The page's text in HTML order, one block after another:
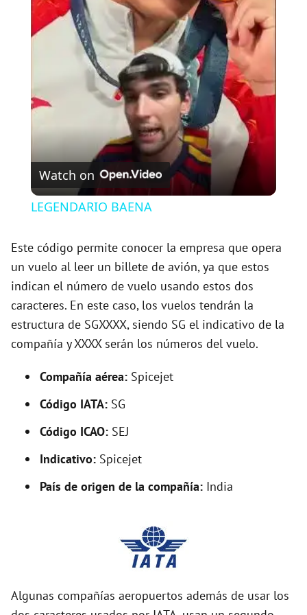
l
a
y
V
d
e
o
Watch on
LEGENDARIO BAENA
Este código permite conocer la empresa que opera
un vuelo al leer un billete de avión, ya que estos
indican el número de vuelo usando estos dos
caracteres. En este caso, los vuelos tendrán la
estructura de SGXXXX, siendo SG el indicativo de la
compañía y XXXX serán los números del vuelo.
Compañía aérea: Spicejet
Código IATA: SG
Código ICAO: SEJ
Indicativo: Spicejet
País de origen de la compañía: India
Algunas compañías aeropuertos además de usar los